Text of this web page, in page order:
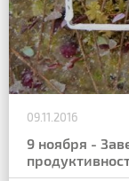
09.11.2016
9 ноября -